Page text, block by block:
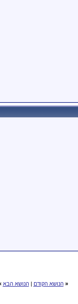
« הנושא הקודם | הנושא הבא